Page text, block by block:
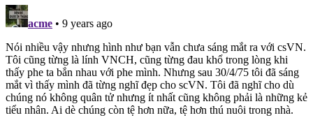
acme • 9 years ago
Nói nhiều vậy nhưng hình như bạn vẫn chưa sáng mắt ra với csVN.
Tôi cũng từng là lính VNCH, cũng từng đau khổ trong lòng khi
thấy phe ta bắn nhau với phe mình. Nhưng sau 30/4/75 tôi đã sáng
mắt vì thấy mình đã từng nghĩ đẹp cho scVN. Tôi đã nghĩ cho dù
chúng nó không quân tử nhưng ít nhất cũng không phải là những kẻ
tiểu nhân. Ai dè chúng còn tệ hơn nữa, tệ hơn thú nuôi trong nhà.